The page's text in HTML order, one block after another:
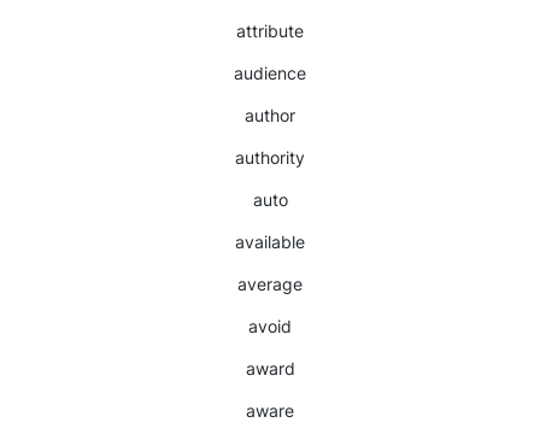
attribute
audience
author
authority
auto
available
average
avoid
award
aware